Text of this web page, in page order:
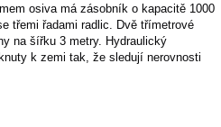
osiva má zásobník o kapacitě 1000
třemi řadami radlic. Dvě třímetrové
na šířku 3 metry. Hydraulický
k zemi tak, že sledují nerovnosti